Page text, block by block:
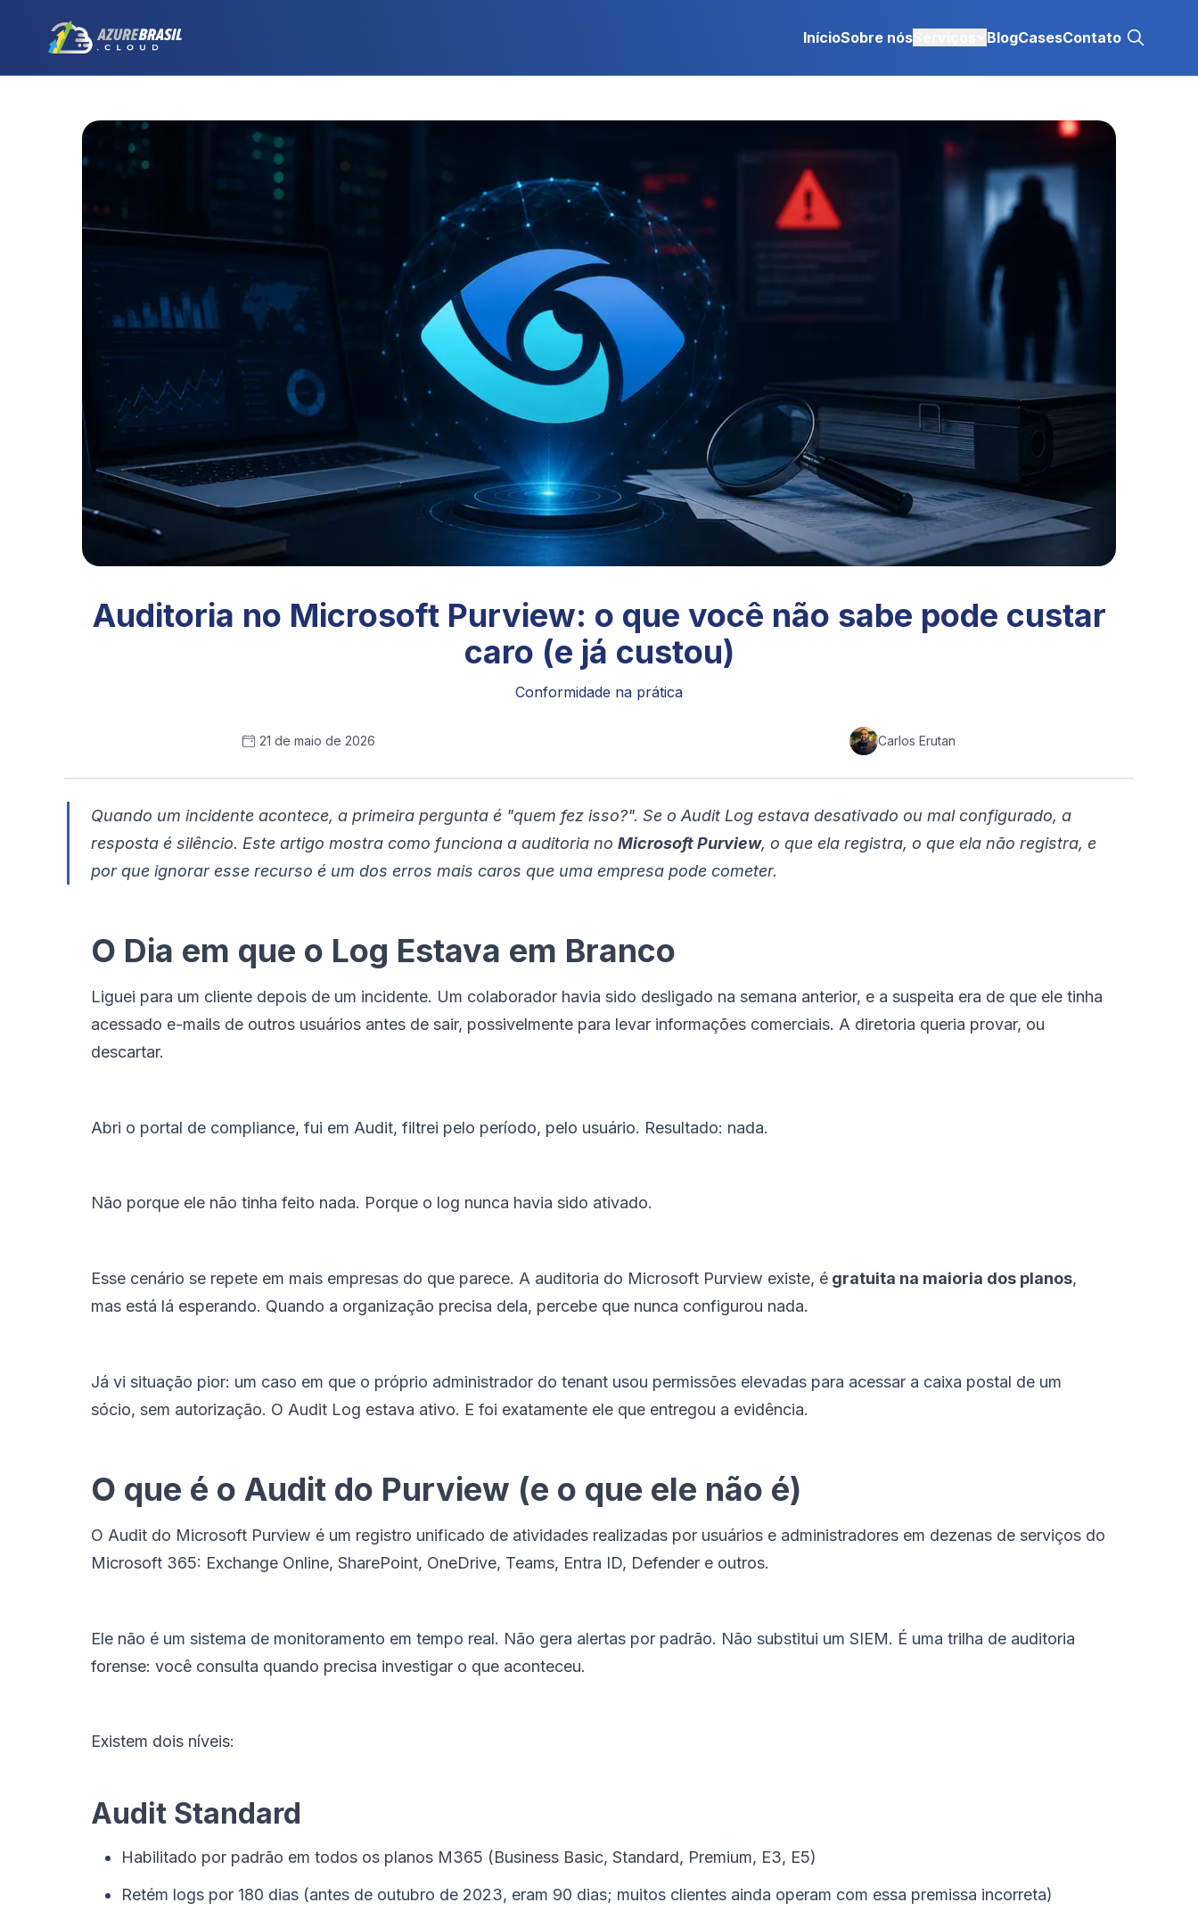
InícioSobre nósServiços BlogCasesContato
Auditoria no Microsoft Purview: o que você não sabe pode custar
caro (e já custou)
Conformidade na prática
21 de maio de 2026 Carlos Erutan
Quando um incidente acontece, a primeira pergunta é "quem fez isso?". Se o Audit Log estava desativado ou mal configurado, a
resposta é silêncio. Este artigo mostra como funciona a auditoria no Microsoft Purview, o que ela registra, o que ela não registra, e
por que ignorar esse recurso é um dos erros mais caros que uma empresa pode cometer.
O Dia em que o Log Estava em Branco
Liguei para um cliente depois de um incidente. Um colaborador havia sido desligado na semana anterior, e a suspeita era de que ele tinha
acessado e-mails de outros usuários antes de sair, possivelmente para levar informações comerciais. A diretoria queria provar, ou
descartar.
Abri o portal de compliance, fui em Audit, filtrei pelo período, pelo usuário. Resultado: nada.
Não porque ele não tinha feito nada. Porque o log nunca havia sido ativado.
Esse cenário se repete em mais empresas do que parece. A auditoria do Microsoft Purview existe, é gratuita na maioria dos planos,
mas está lá esperando. Quando a organização precisa dela, percebe que nunca configurou nada.
Já vi situação pior: um caso em que o próprio administrador do tenant usou permissões elevadas para acessar a caixa postal de um
sócio, sem autorização. O Audit Log estava ativo. E foi exatamente ele que entregou a evidência.
O que é o Audit do Purview (e o que ele não é)
O Audit do Microsoft Purview é um registro unificado de atividades realizadas por usuários e administradores em dezenas de serviços do
Microsoft 365: Exchange Online, SharePoint, OneDrive, Teams, Entra ID, Defender e outros.
Ele não é um sistema de monitoramento em tempo real. Não gera alertas por padrão. Não substitui um SIEM. É uma trilha de auditoria
forense: você consulta quando precisa investigar o que aconteceu.
Existem dois níveis:
Audit Standard
Habilitado por padrão em todos os planos M365 (Business Basic, Standard, Premium, E3, E5)
Retém logs por 180 dias (antes de outubro de 2023, eram 90 dias; muitos clientes ainda operam com essa premissa incorreta)